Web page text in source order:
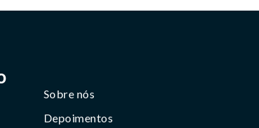
Sobre nós
Depoimentos